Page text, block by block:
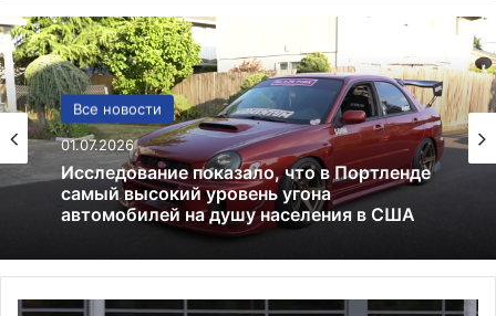
Все новости
01.07.2026
США
13.06.2025
Америка имеет огромный избыток сыра
В